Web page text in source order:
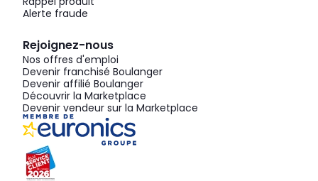
Alerte fraude
Rejoignez-nous
Nos offres d'emploi
Devenir franchisé Boulanger
Devenir affilié Boulanger
Découvrir la Marketplace
Devenir vendeur sur la Marketplace